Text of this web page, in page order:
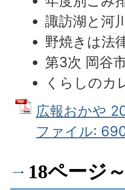
諏訪湖と河
野焼きは法
第3次 岡谷
くらしのカ
広報おかや
ファイル:
18ページ